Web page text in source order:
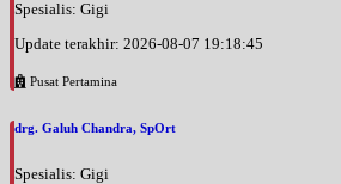
Spesialis: Gigi
Update terakhir: 2026-08-07 19:18:45
Pusat Pertamina
drg. Galuh Chandra, SpOrt
Spesialis: Gigi